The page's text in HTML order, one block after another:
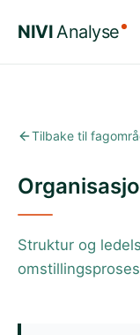
NIVIAnalyse
Tilbake til
Struktur og